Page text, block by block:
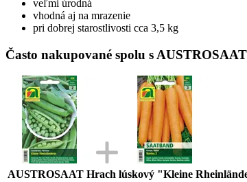
veľmi úrodná
vhodná aj na mrazenie
pri dobrej starostlivosti cca 3,5 kg
Často nakupované spolu s
AUSTROSAAT Hrach lúskový "Kleine